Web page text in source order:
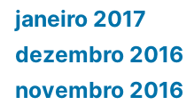
janeiro 2017
dezembro 2016
novembro 2016